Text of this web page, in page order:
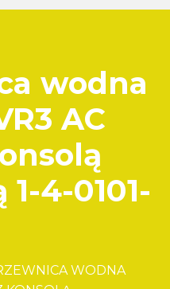
wodna
AC
4-0101-
WODNA